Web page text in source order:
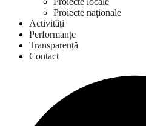
Proiecte naționale
Activități
Performanțe
Transparență
Contact